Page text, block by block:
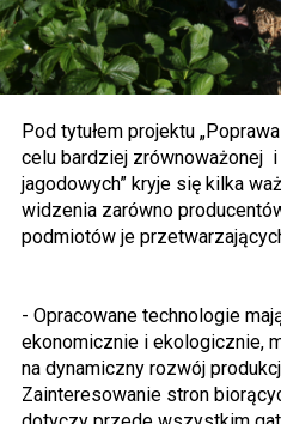
Pod tytułem projektu
celu bardziej zrównoważonej
jagodowych” kryje się kilka
widzenia zarówno
podmiotów je
- Opracowane technologie
ekonomicznie i ekologicznie,
na dynamiczny rozwój
Zainteresowanie stron